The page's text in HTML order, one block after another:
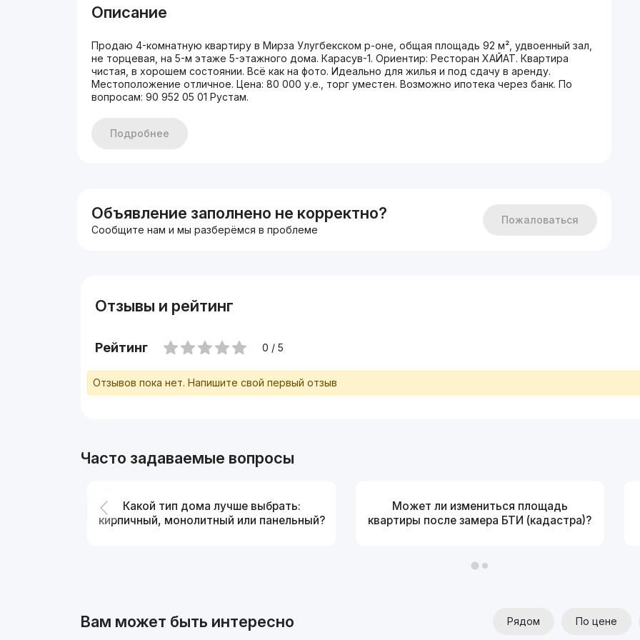
Описание
Продаю 4-комнатную квартиру в Мирза Улугбекском р-оне, общая площадь 92 м², удвоенный зал,
не торцевая, на 5-м этаже 5-этажного дома. Карасув-1. Ориентир: Ресторан ХАЙАТ. Квартира
чистая, в хорошем состоянии. Всё как на фото. Идеально для жилья и под сдачу в аренду.
Местоположение отличное. Цена: 80 000 у.е., торг уместен. Возможно ипотека через банк. По
вопросам: 90 952 05 01 Рустам.
Подробнее
Объявление заполнено не корректно?
Сообщите нам и мы разберёмся в проблеме
Пожаловаться
Отзывы и рейтинг
Рейтинг 0 / 5
Отзывов пока нет. Напишите свой первый отзыв
Часто задаваемые вопросы
Какой тип дома лучше выбрать:
кирпичный, монолитный или панельный?
Может ли измениться площадь
квартиры после замера БТИ (кадастра)?
Вам может быть интересно Рядом По цене